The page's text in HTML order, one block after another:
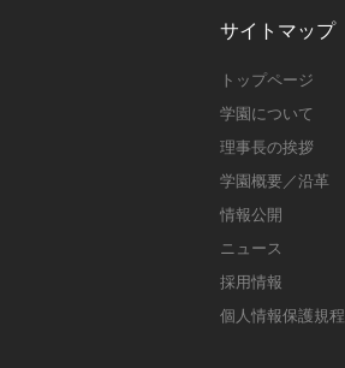
サイトマップ
トップページ
学園について
理事長の挨拶
学園概要／沿革
情報公開
ニュース
採用情報
個人情報保護規程